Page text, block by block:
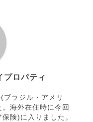
プロパティ
ラジル・アメリ
海外在住時に今回
険)に入りました。